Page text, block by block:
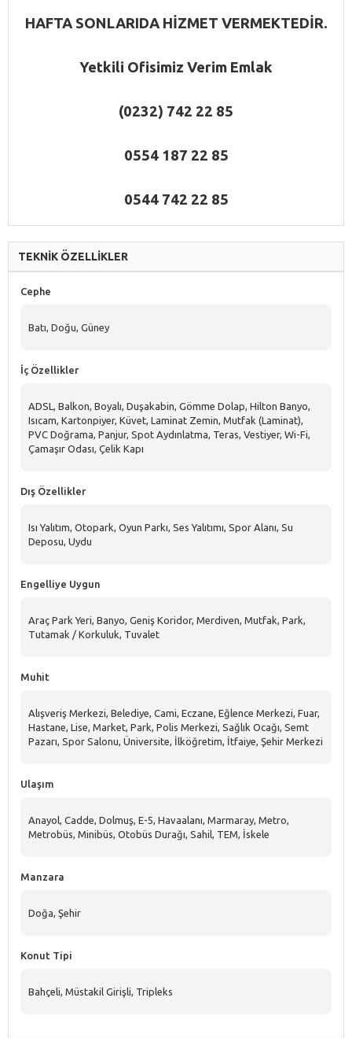
HAFTA SONLARIDA HİZMET VERMEKTEDİR.
Yetkili Ofisimiz Verim Emlak
(0232) 742 22 85
0554 187 22 85
0544 742 22 85
TEKNİK ÖZELLİKLER
Cephe
Batı, Doğu, Güney
İç Özellikler
ADSL, Balkon, Boyalı, Duşakabin, Gömme Dolap, Hilton Banyo,
Isıcam, Kartonpiyer, Küvet, Laminat Zemin, Mutfak (Laminat),
PVC Doğrama, Panjur, Spot Aydınlatma, Teras, Vestiyer, Wi-Fi,
Çamaşır Odası, Çelik Kapı
Dış Özellikler
Isı Yalıtım, Otopark, Oyun Parkı, Ses Yalıtımı, Spor Alanı, Su
Deposu, Uydu
Engelliye Uygun
Araç Park Yeri, Banyo, Geniş Koridor, Merdiven, Mutfak, Park,
Tutamak / Korkuluk, Tuvalet
Muhit
Alışveriş Merkezi, Belediye, Cami, Eczane, Eğlence Merkezi, Fuar,
Hastane, Lise, Market, Park, Polis Merkezi, Sağlık Ocağı, Semt
Pazarı, Spor Salonu, Üniversite, İlköğretim, İtfaiye, Şehir Merkezi
Ulaşım
Anayol, Cadde, Dolmuş, E-5, Havaalanı, Marmaray, Metro,
Metrobüs, Minibüs, Otobüs Durağı, Sahil, TEM, İskele
Manzara
Doğa, Şehir
Konut Tipi
Bahçeli, Müstakil Girişli, Tripleks